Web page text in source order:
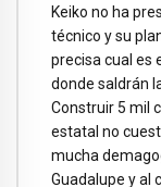
Keiko no ha
técnico y su
precisa cual es
donde saldrán
Construir 5 mil
estatal no
mucha
Guadalupe y al